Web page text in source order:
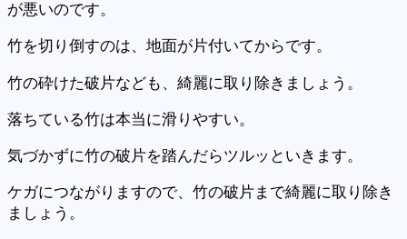
が悪いのです。
竹を切り倒すのは、地面が片付いてからです。
竹の砕けた破片なども、綺麗に取り除きましょう。
落ちている竹は本当に滑りやすい。
気づかずに竹の破片を踏んだらツルッといきます。
ケガにつながりますので、竹の破片まで綺麗に取り除き
ましょう。